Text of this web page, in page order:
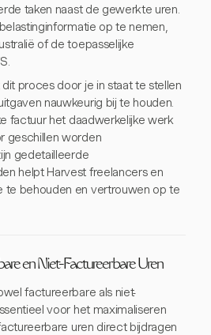
taken naast de gewerkte uren.
op te nemen,
of de toepasselijke
proces door je in staat te stellen
nauwkeurig bij te houden.
factuur het daadwerkelijke werk
geschillen worden
gedetailleerde
helpt Harvest freelancers en
te behouden en vertrouwen op te
en Niet-Factureerbare Uren
factureerbare als niet-
voor het maximaliseren
uren direct bijdragen